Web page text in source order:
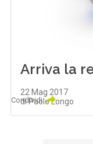
Arriva la
22 Mag 2017
di Paolo Longo
Condividi